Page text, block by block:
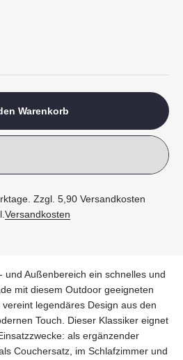
Warenkorb
Zzgl. 5,90 Versandkosten
Versandkosten
und Außenbereich ein schnelles und
mit diesem Outdoor geeigneten
legendäres Design aus den
Touch. Dieser Klassiker eignet
als ergänzender
Couchersatz, im Schlafzimmer und